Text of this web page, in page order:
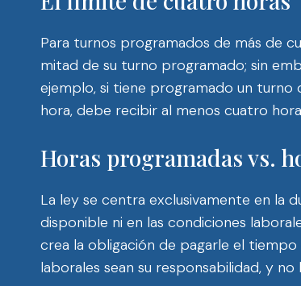
Para turnos programados de más de
mitad de su turno programado; sin
ejemplo, si tiene programado un turno
hora, debe recibir al menos cuatro
Horas programadas vs.
La ley se centra exclusivamente en la
disponible ni en las condiciones
crea la obligación de pagarle el
laborales sean su responsabilidad, y no